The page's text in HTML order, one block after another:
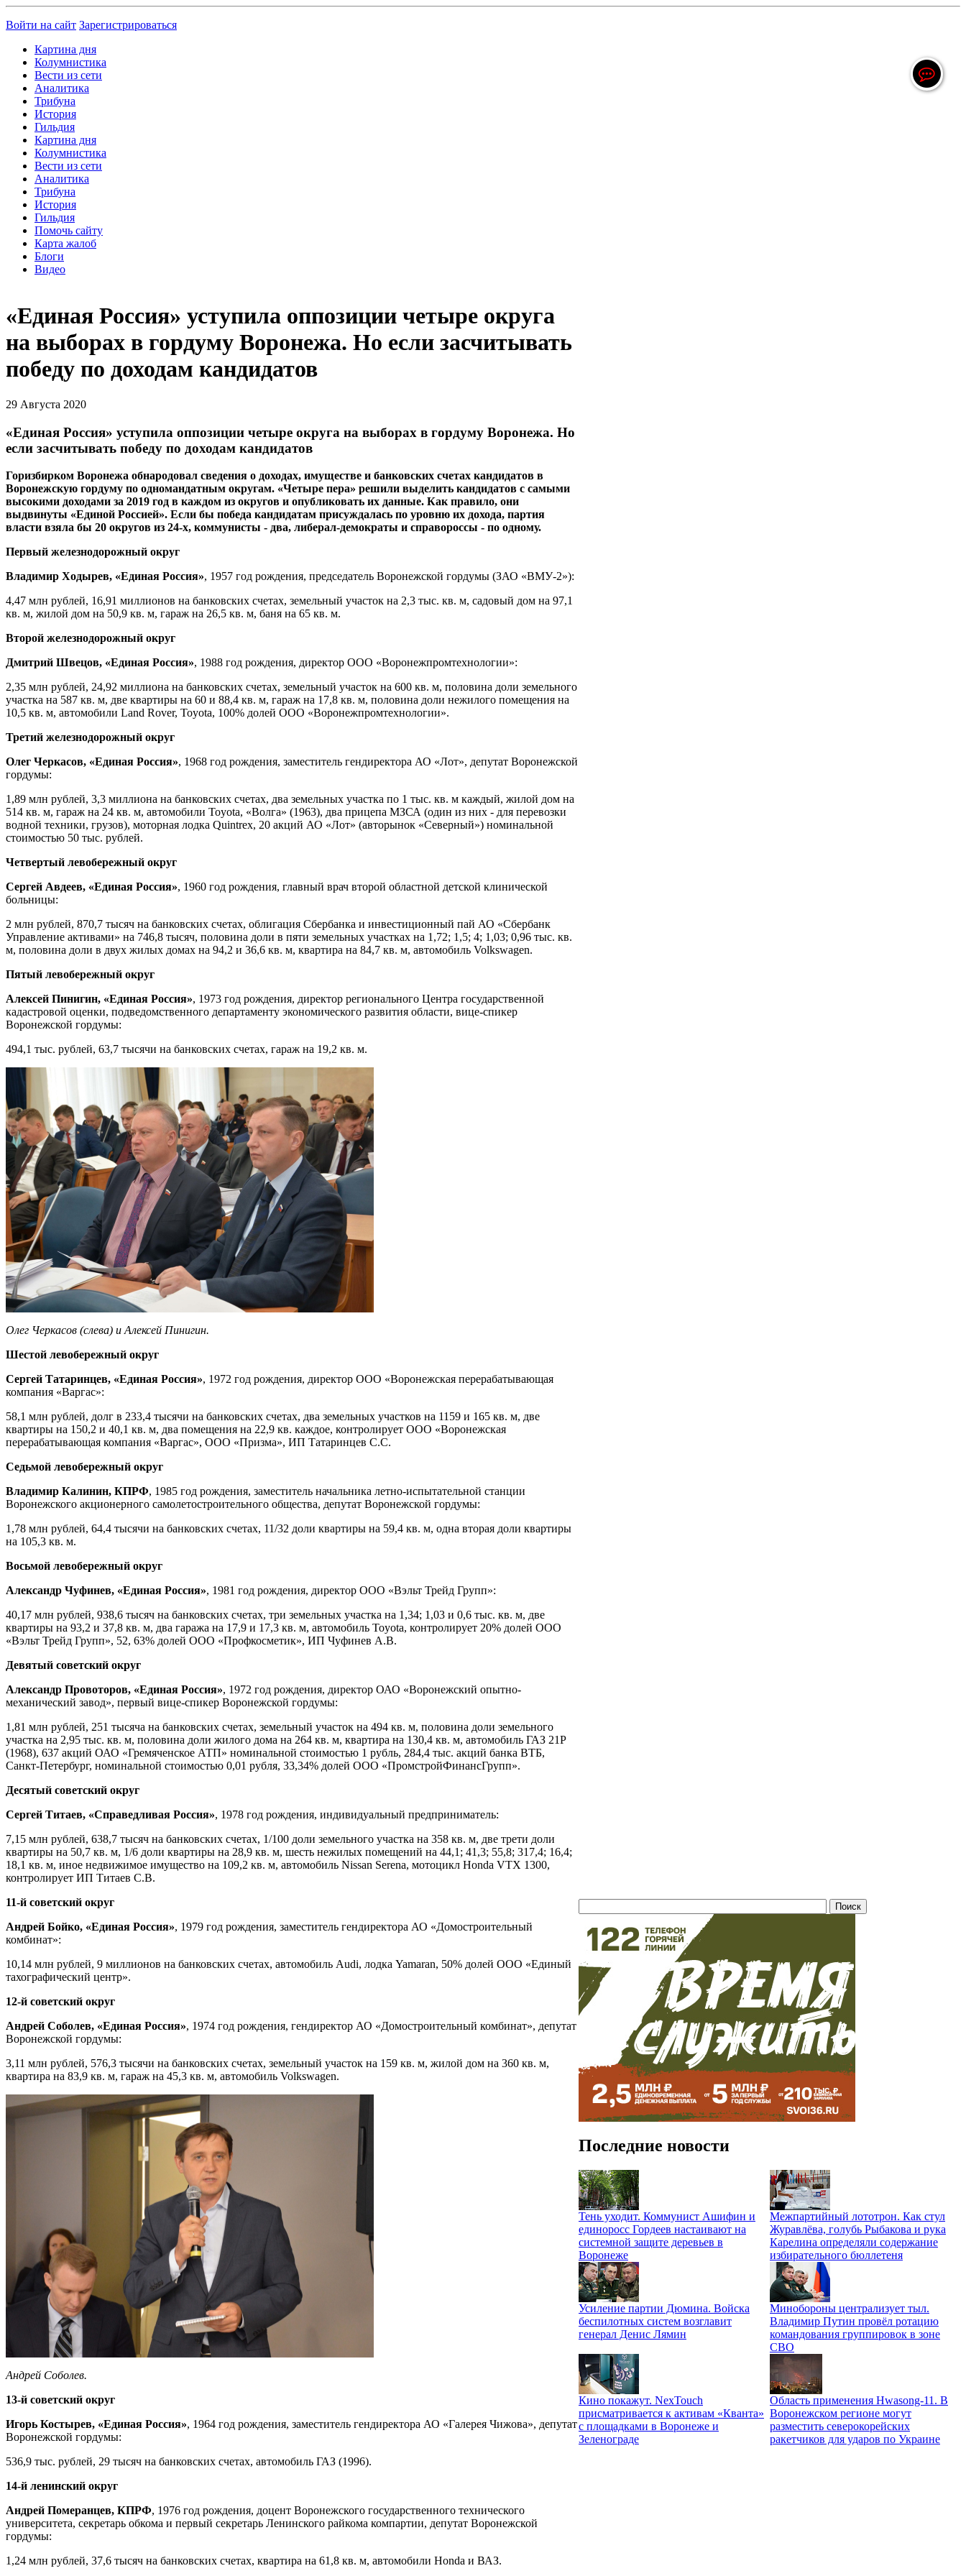
Войти на сайт Зарегистрироваться
Картина дня
Колумнистика
Вести из сети
Аналитика
Трибуна
История
Гильдия
Картина дня
Колумнистика
Вести из сети
Аналитика
Трибуна
История
Гильдия
Помочь сайту
Карта жалоб
Блоги
Видео
«Единая Россия» уступила оппозиции четыре округа
на выборах в гордуму Воронежа. Но если засчитывать
победу по доходам кандидатов
29 Августа 2020
«Единая Россия» уступила оппозиции четыре округа на выборах в гордуму Воронежа. Но
если засчитывать победу по доходам кандидатов
Горизбирком Воронежа обнародовал сведения о доходах, имуществе и банковских счетах кандидатов в
Воронежскую гордуму по одномандатным округам. «Четыре пера» решили выделить кандидатов с самыми
высокими доходами за 2019 год в каждом из округов и опубликовать их данные. Как правило, они
выдвинуты «Единой Россией». Если бы победа кандидатам присуждалась по уровню их дохода, партия
власти взяла бы 20 округов из 24-х, коммунисты - два, либерал-демократы и справороссы - по одному.
Первый железнодорожный округ
Владимир Ходырев, «Единая Россия», 1957 год рождения, председатель Воронежской гордумы (ЗАО «ВМУ-2»):
4,47 млн рублей, 16,91 миллионов на банковских счетах, земельный участок на 2,3 тыс. кв. м, садовый дом на 97,1
кв. м, жилой дом на 50,9 кв. м, гараж на 26,5 кв. м, баня на 65 кв. м.
Второй железнодорожный округ
Дмитрий Швецов, «Единая Россия», 1988 год рождения, директор ООО «Воронежпромтехнологии»:
2,35 млн рублей, 24,92 миллиона на банковских счетах, земельный участок на 600 кв. м, половина доли земельного
участка на 587 кв. м, две квартиры на 60 и 88,4 кв. м, гараж на 17,8 кв. м, половина доли нежилого помещения на
10,5 кв. м, автомобили Land Rover, Toyota, 100% долей ООО «Воронежпромтехнологии».
Третий железнодорожный округ
Олег Черкасов, «Единая Россия», 1968 год рождения, заместитель гендиректора АО «Лот», депутат Воронежской
гордумы:
1,89 млн рублей, 3,3 миллиона на банковских счетах, два земельных участка по 1 тыс. кв. м каждый, жилой дом на
514 кв. м, гараж на 24 кв. м, автомобили Toyota, «Волга» (1963), два прицепа МЗСА (один из них - для перевозки
водной техники, грузов), моторная лодка Quintrex, 20 акций АО «Лот» (авторынок «Северный») номинальной
стоимостью 50 тыс. рублей.
Четвертый левобережный округ
Сергей Авдеев, «Единая Россия», 1960 год рождения, главный врач второй областной детской клинической
больницы:
2 млн рублей, 870,7 тысяч на банковских счетах, облигация Сбербанка и инвестиционный пай АО «Сбербанк
Управление активами» на 746,8 тысяч, половина доли в пяти земельных участках на 1,72; 1,5; 4; 1,03; 0,96 тыс. кв.
м, половина доли в двух жилых домах на 94,2 и 36,6 кв. м, квартира на 84,7 кв. м, автомобиль Volkswagen.
Пятый левобережный округ
Алексей Пинигин, «Единая Россия», 1973 год рождения, директор регионального Центра государственной
кадастровой оценки, подведомственного департаменту экономического развития области, вице-спикер
Воронежской гордумы:
494,1 тыс. рублей, 63,7 тысячи на банковских счетах, гараж на 19,2 кв. м.
Олег Черкасов (слева) и Алексей Пинигин.
Шестой левобережный округ
Сергей Татаринцев, «Единая Россия», 1972 год рождения, директор ООО «Воронежская перерабатывающая
компания «Варгас»:
58,1 млн рублей, долг в 233,4 тысячи на банковских счетах, два земельных участков на 1159 и 165 кв. м, две
квартиры на 150,2 и 40,1 кв. м, два помещения на 22,9 кв. каждое, контролирует ООО «Воронежская
перерабатывающая компания «Варгас», ООО «Призма», ИП Татаринцев С.С.
Седьмой левобережный округ
Владимир Калинин, КПРФ, 1985 год рождения, заместитель начальника летно-испытательной станции
Воронежского акционерного самолетостроительного общества, депутат Воронежской гордумы:
1,78 млн рублей, 64,4 тысячи на банковских счетах, 11/32 доли квартиры на 59,4 кв. м, одна вторая доли квартиры
на 105,3 кв. м.
Восьмой левобережный округ
Александр Чуфинев, «Единая Россия», 1981 год рождения, директор ООО «Вэльт Трейд Групп»:
40,17 млн рублей, 938,6 тысяч на банковских счетах, три земельных участка на 1,34; 1,03 и 0,6 тыс. кв. м, две
квартиры на 93,2 и 37,8 кв. м, два гаража на 17,9 и 17,3 кв. м, автомобиль Toyota, контролирует 20% долей ООО
«Вэльт Трейд Групп», 52, 63% долей ООО «Профкосметик», ИП Чуфинев А.В.
Девятый советский округ
Александр Провоторов, «Единая Россия», 1972 год рождения, директор ОАО «Воронежский опытно-
механический завод», первый вице-спикер Воронежской гордумы:
1,81 млн рублей, 251 тысяча на банковских счетах, земельный участок на 494 кв. м, половина доли земельного
участка на 2,95 тыс. кв. м, половина доли жилого дома на 264 кв. м, квартира на 130,4 кв. м, автомобиль ГАЗ 21Р
(1968), 637 акций ОАО «Гремяченское АТП» номинальной стоимостью 1 рубль, 284,4 тыс. акций банка ВТБ,
Санкт-Петербург, номинальной стоимостью 0,01 рубля, 33,34% долей ООО «ПромстройФинансГрупп».
Десятый советский округ
Сергей Титаев, «Справедливая Россия», 1978 год рождения, индивидуальный предприниматель:
7,15 млн рублей, 638,7 тысяч на банковских счетах, 1/100 доли земельного участка на 358 кв. м, две трети доли
квартиры на 50,7 кв. м, 1/6 доли квартиры на 28,9 кв. м, шесть нежилых помещений на 44,1; 41,3; 55,8; 317,4; 16,4;
18,1 кв. м, иное недвижимое имущество на 109,2 кв. м, автомобиль Nissan Serena, мотоцикл Honda VTX 1300,
контролирует ИП Титаев С.В.
11-й советский округ
Андрей Бойко, «Единая Россия», 1979 год рождения, заместитель гендиректора АО «Домостроительный
комбинат»:
10,14 млн рублей, 9 миллионов на банковских счетах, автомобиль Audi, лодка Yamaran, 50% долей ООО «Единый
тахографический центр».
12-й советский округ
Андрей Соболев, «Единая Россия», 1974 год рождения, гендиректор АО «Домостроительный комбинат», депутат
Воронежской гордумы:
3,11 млн рублей, 576,3 тысячи на банковских счетах, земельный участок на 159 кв. м, жилой дом на 360 кв. м,
квартира на 83,9 кв. м, гараж на 45,3 кв. м, автомобиль Volkswagen.
Андрей Соболев.
13-й советский округ
Игорь Костырев, «Единая Россия», 1964 год рождения, заместитель гендиректора АО «Галерея Чижова», депутат
Воронежской гордумы:
536,9 тыс. рублей, 29 тысяч на банковских счетах, автомобиль ГАЗ (1996).
14-й ленинский округ
Андрей Померанцев, КПРФ, 1976 год рождения, доцент Воронежского государственного технического
университета, секретарь обкома и первый секретарь Ленинского райкома компартии, депутат Воронежской
гордумы:
1,24 млн рублей, 37,6 тысяч на банковских счетах, квартира на 61,8 кв. м, автомобили Honda и ВАЗ.
Последние новости
Тень уходит. Коммунист Ашифин и
единоросс Гордеев настаивают на
системной защите деревьев в
Воронеже
Межпартийный лототрон. Как стул
Журавлёва, голубь Рыбакова и рука
Карелина определяли содержание
избирательного бюллетеня
Усиление партии Дюмина. Войска
беспилотных систем возглавит
генерал Денис Лямин
Минобороны централизует тыл.
Владимир Путин провёл ротацию
командования группировок в зоне
СВО
Кино покажут. NexTouch
присматривается к активам «Кванта»
с площадками в Воронеже и
Зеленограде
Область применения Hwasong-11. В
Воронежском регионе могут
разместить северокорейских
ракетчиков для ударов по Украине